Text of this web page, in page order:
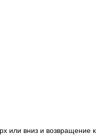
или вниз и возвращение к